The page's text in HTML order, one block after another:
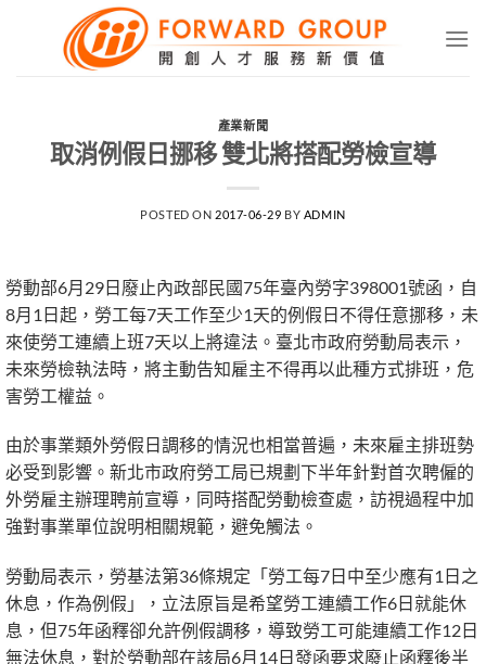
產業新聞
取消例假日挪移 雙北將搭配勞檢宣導
POSTED ON 2017-06-29 BY ADMIN
勞動部6月29日廢止內政部民國75年臺內勞字398001號函，自
8月1日起，勞工每7天工作至少1天的例假日不得任意挪移，未
來使勞工連續上班7天以上將違法。臺北市政府勞動局表示，
未來勞檢執法時，將主動告知雇主不得再以此種方式排班，危
害勞工權益。
由於事業類外勞假日調移的情況也相當普遍，未來雇主排班勢
必受到影響。新北市政府勞工局已規劃下半年針對首次聘僱的
外勞雇主辦理聘前宣導，同時搭配勞動檢查處，訪視過程中加
強對事業單位說明相關規範，避免觸法。
勞動局表示，勞基法第36條規定「勞工每7日中至少應有1日之
休息，作為例假」，立法原旨是希望勞工連續工作6日就能休
息，但75年函釋卻允許例假調移，導致勞工可能連續工作12日
無法休息，對於勞動部在該局6月14日發函要求廢止函釋後半